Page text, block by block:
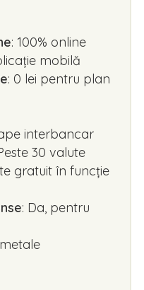
: 100% online
mobilă
: 0 lei pentru plan
interbancar
30 valute
gratuit în funcție
: Da, pentru